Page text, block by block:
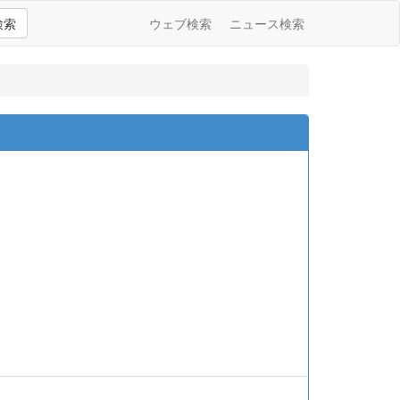
索 ウェブ検索 ニュース検索